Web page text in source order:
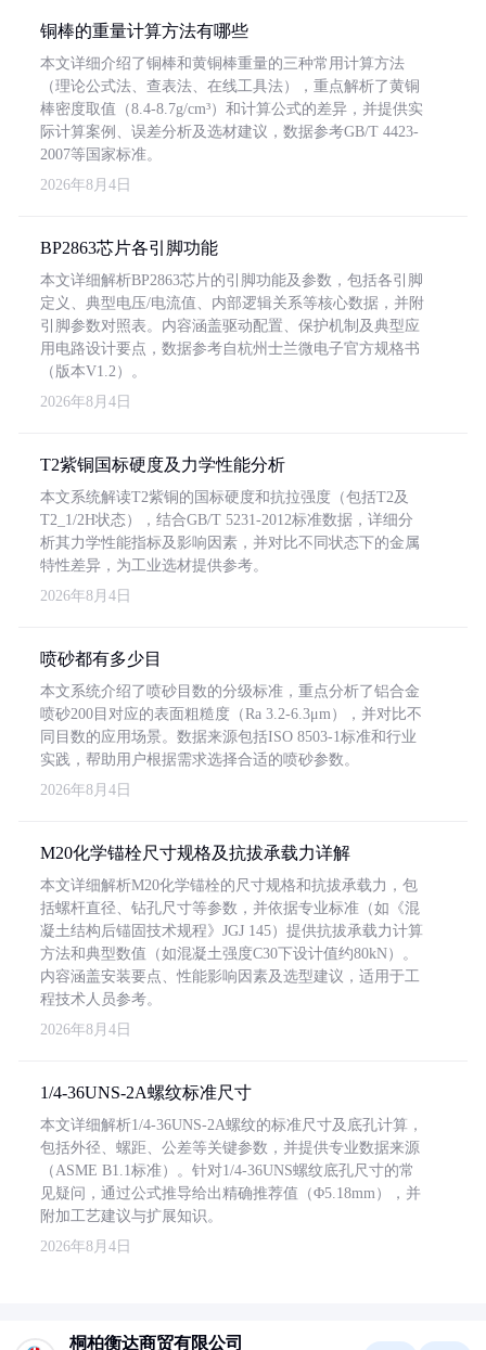
铜棒的重量计算方法有哪些
本文详细介绍了铜棒和黄铜棒重量的三种常用计算方法
（理论公式法、查表法、在线工具法），重点解析了黄铜
棒密度取值（8.4-8.7g/cm³）和计算公式的差异，并提供实
际计算案例、误差分析及选材建议，数据参考GB/T 4423-
2007等国家标准。
2026年8月4日
BP2863芯片各引脚功能
本文详细解析BP2863芯片的引脚功能及参数，包括各引脚
定义、典型电压/电流值、内部逻辑关系等核心数据，并附
引脚参数对照表。内容涵盖驱动配置、保护机制及典型应
用电路设计要点，数据参考自杭州士兰微电子官方规格书
（版本V1.2）。
2026年8月4日
T2紫铜国标硬度及力学性能分析
本文系统解读T2紫铜的国标硬度和抗拉强度（包括T2及
T2_1/2H状态），结合GB/T 5231-2012标准数据，详细分
析其力学性能指标及影响因素，并对比不同状态下的金属
特性差异，为工业选材提供参考。
2026年8月4日
喷砂都有多少目
本文系统介绍了喷砂目数的分级标准，重点分析了铝合金
喷砂200目对应的表面粗糙度（Ra 3.2-6.3μm），并对比不
同目数的应用场景。数据来源包括ISO 8503-1标准和行业
实践，帮助用户根据需求选择合适的喷砂参数。
2026年8月4日
M20化学锚栓尺寸规格及抗拔承载力详解
本文详细解析M20化学锚栓的尺寸规格和抗拔承载力，包
括螺杆直径、钻孔尺寸等参数，并依据专业标准（如《混
凝土结构后锚固技术规程》JGJ 145）提供抗拔承载力计算
方法和典型数值（如混凝土强度C30下设计值约80kN）。
内容涵盖安装要点、性能影响因素及选型建议，适用于工
程技术人员参考。
2026年8月4日
1/4-36UNS-2A螺纹标准尺寸
本文详细解析1/4-36UNS-2A螺纹的标准尺寸及底孔计算，
包括外径、螺距、公差等关键参数，并提供专业数据来源
（ASME B1.1标准）。针对1/4-36UNS螺纹底孔尺寸的常
见疑问，通过公式推导给出精确推荐值（Φ5.18mm），并
附加工艺建议与扩展知识。
2026年8月4日
桐柏衡达商贸有限公司